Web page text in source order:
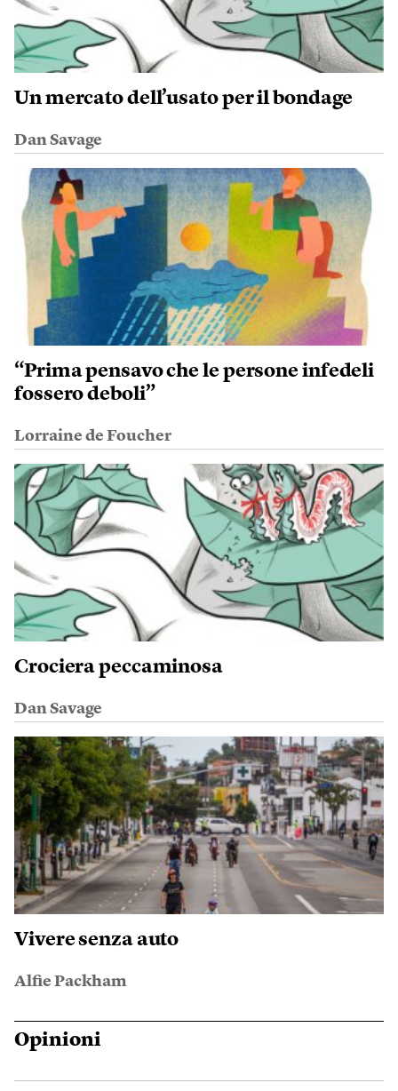
Un mercato dell’usato per il bondage
Dan Savage
“Prima pensavo che le persone infedeli
fossero deboli”
Lorraine de Foucher
Crociera peccaminosa
Dan Savage
Vivere senza auto
Alfie Packham
Opinioni